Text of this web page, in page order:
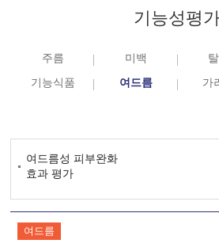
기능성평
주름 미백
기능식품
여드름 가
여드름성 피부완화
효과 평가
여드름